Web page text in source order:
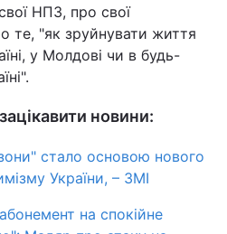
НПЗ, про свої
те, "як зруйнувати життя
у Молдові чи в будь-
новини:
стало основою нового
України, – ЗМІ
на спокійне